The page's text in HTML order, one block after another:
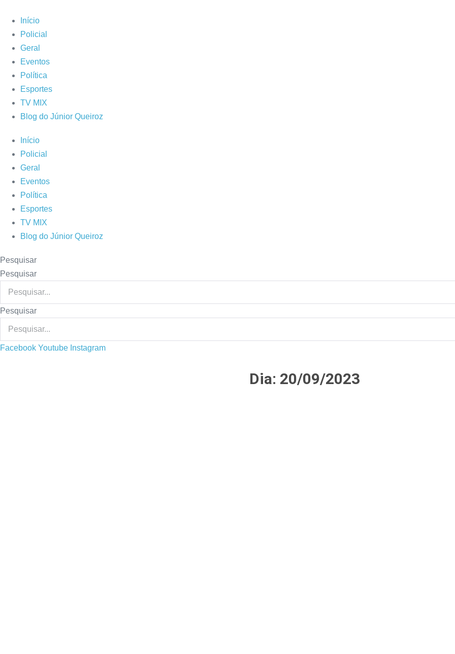
para
conteúdo
Início
Policial
Geral
Eventos
Política
Esportes
TV MIX
Blog do Júnior Queiroz
Início
Policial
Geral
Eventos
Política
Esportes
TV MIX
Blog do Júnior Queiroz
Pesquisar
Pesquisar
Pesquisar
Facebook Youtube Instagram
Dia: 20/09/2023